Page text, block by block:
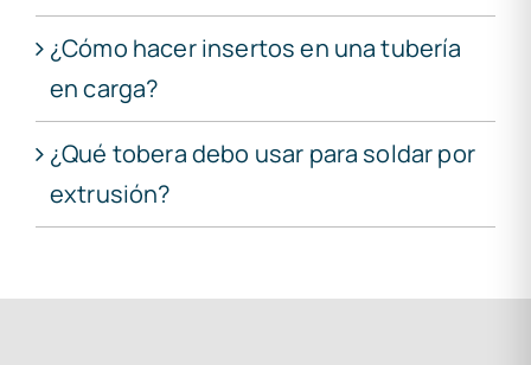
¿Cómo hacer insertos en una tubería
en carga?
¿Qué tobera debo usar para soldar por
extrusión?